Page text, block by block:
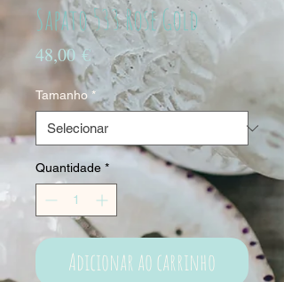
Sapato 533 Rose Gold
48,00 €Preço
Tamanho *
Quantidade *
Adicionar ao carrinho